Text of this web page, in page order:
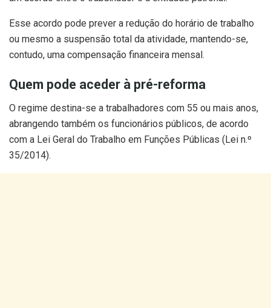
Esse acordo pode prever a redução do horário de trabalho
ou mesmo a suspensão total da atividade, mantendo-se,
contudo, uma compensação financeira mensal.
Quem pode aceder à pré-reforma
O regime destina-se a trabalhadores com 55 ou mais anos,
abrangendo também os funcionários públicos, de acordo
com a Lei Geral do Trabalho em Funções Públicas (Lei n.º
35/2014).